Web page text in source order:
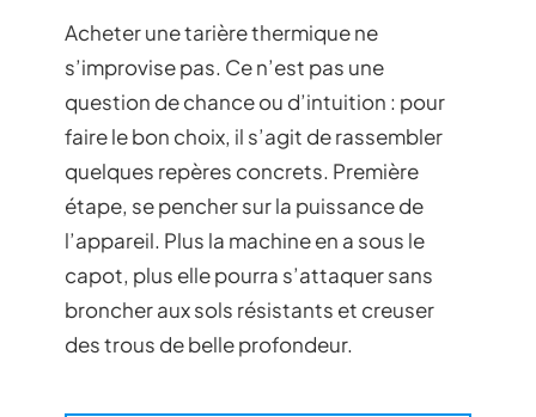
Acheter une tarière thermique ne
s’improvise pas. Ce n’est pas une
question de chance ou d’intuition : pour
faire le bon choix, il s’agit de rassembler
quelques repères concrets. Première
étape, se pencher sur la puissance de
l’appareil. Plus la machine en a sous le
capot, plus elle pourra s’attaquer sans
broncher aux sols résistants et creuser
des trous de belle profondeur.